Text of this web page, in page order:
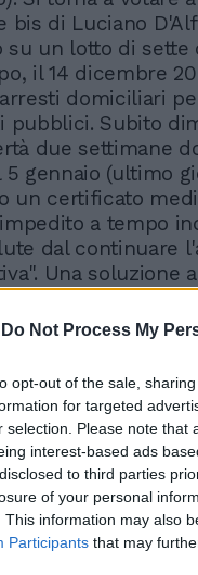
Do Not Process My
opt-out of the sale,
for targeted
selection. Please note
interest-based ads
to third parties
of your personal
This information may also
Participants that may
bis di Luciano
un lotto di sette
il 14 dicembre
domiciliari
pubblici. Subito
due settimane
gennaio (ultimo
un certificato
a tempo
dal continuare
Una soluzione
che consentì
a nuove elezioni.
scioglimento del
fino a nuove
Repubblica,
consentì
la data
toni già caldi
cinque,
Rudy
Trump,